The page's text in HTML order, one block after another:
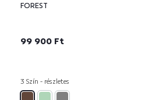
FOREST
99 900 Ft
3 Szín - részletes